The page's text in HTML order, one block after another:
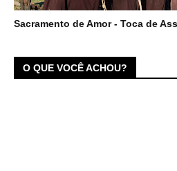
Sacramento de Amor - Toca de
O QUE VOCÊ ACHOU?